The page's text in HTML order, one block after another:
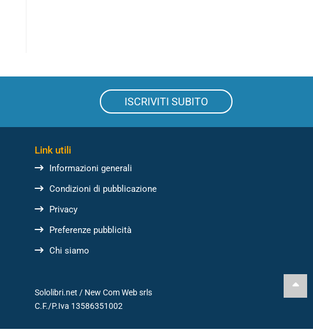
ISCRIVITI SUBITO
Link utili
Informazioni generali
Condizioni di pubblicazione
Privacy
Preferenze pubblicità
Chi siamo
Sololibri.net / New Com Web srls
C.F./P.Iva 13586351002